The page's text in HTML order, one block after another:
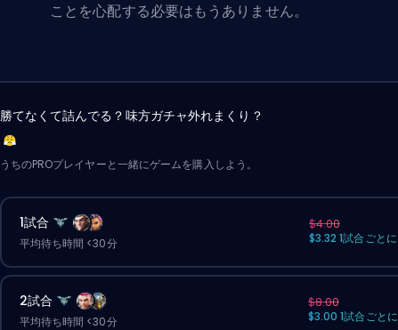
ことを心配する必要はもうありません。
勝てなくて詰んでる？味方ガチャ外れまくり？
うちのPROプレイヤーと一緒にゲームを購入しよう。
1試合
平均待ち時間 <30分
$4.00
$3.32 1試合ごとに
2試合
平均待ち時間 <30分
$8.00
$3.00 1試合ごとに